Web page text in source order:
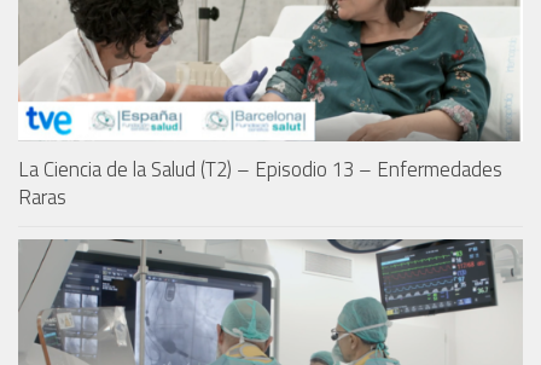
La Ciencia de la Salud (T2) – Episodio 13 – Enfermedades
Raras